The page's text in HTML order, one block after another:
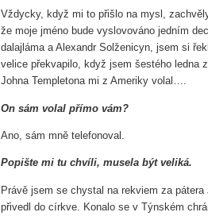
Vždycky, když mi to přišlo na mysl,
že moje jméno bude vyslovováno jedním
dalajláma a Alexandr Solženicyn, jsem si
velice překvapilo, když jsem šestého ledna
Johna Templetona mi z Ameriky volal….
On sám volal přímo vám?
Ano, sám mně telefonoval.
Popište mi tu chvíli, musela být veliká.
Právě jsem se chystal na rekviem za
přivedl do církve. Konalo se v Týnském